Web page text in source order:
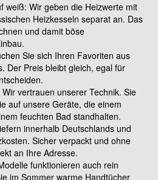
weiß: Wir geben die Heizwerte mit
Heizkesseln separat an. Das
und damit böse
Sie sich Ihren Favoriten aus
Der Preis bleibt gleich, egal für
vertrauen unserer Technik. Sie
auf unsere Geräte, die einem
feuchten Bad standhalten.
innerhalb Deutschlands und
Sicher verpackt und ohne
an Ihre Adresse.
funktionieren auch rein
im Sommer warme Handtücher